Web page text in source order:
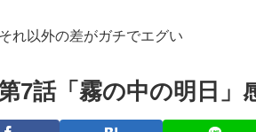
日本
の反
こらないはずがない』『嘘
【ホロライブ】Youtubeの
【ななし】ねるちゃん「お
れ以外の差がガチでエグい
7話「霧の中の明日」